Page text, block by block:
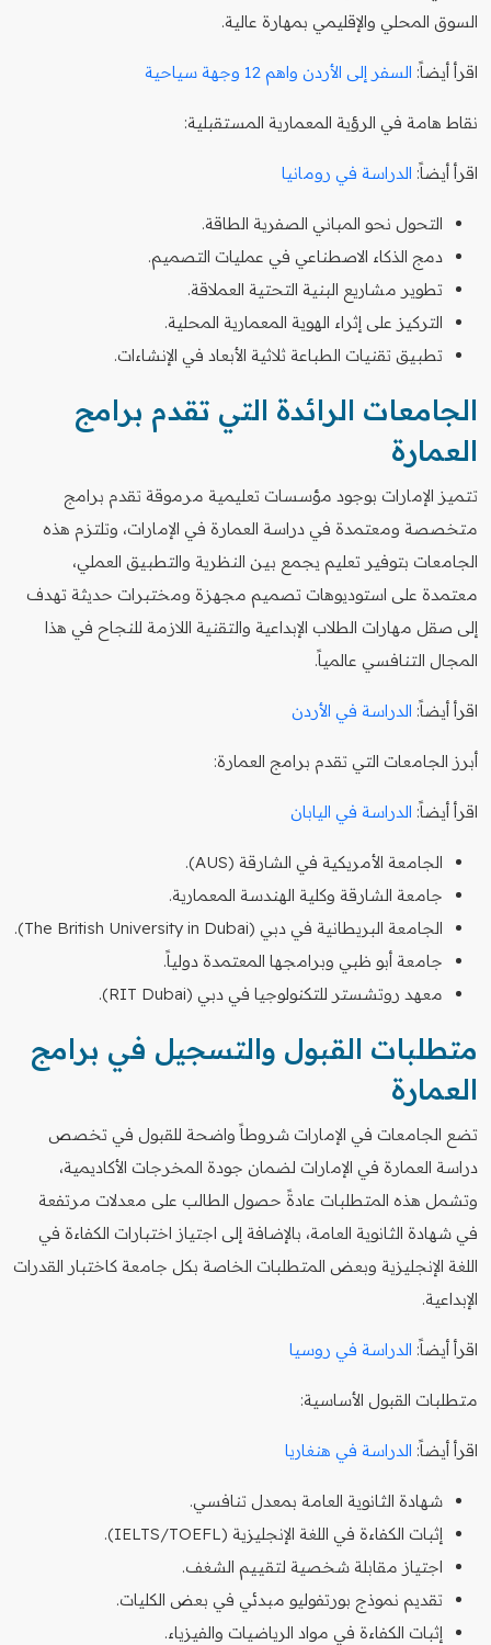
السوق المحلي والإقليمي بمهارة عالية.
اقرأ أيضاً: السفر إلى الأردن واهم 12 وجهة سياحية
نقاط هامة في الرؤية المعمارية المستقبلية:
اقرأ أيضاً: الدراسة في رومانيا
التحول نحو المباني الصفرية الطاقة.
دمج الذكاء الاصطناعي في عمليات التصميم.
تطوير مشاريع البنية التحتية العملاقة.
التركيز على إثراء الهوية المعمارية المحلية.
تطبيق تقنيات الطباعة ثلاثية الأبعاد في الإنشاءات.
الجامعات الرائدة التي تقدم برامج
العمارة
تتميز الإمارات بوجود مؤسسات تعليمية مرموقة تقدم برامج
متخصصة ومعتمدة في دراسة العمارة في الإمارات، وتلتزم هذه
الجامعات بتوفير تعليم يجمع بين النظرية والتطبيق العملي،
معتمدة على استوديوهات تصميم مجهزة ومختبرات حديثة تهدف
إلى صقل مهارات الطلاب الإبداعية والتقنية اللازمة للنجاح في هذا
المجال التنافسي عالمياً.
اقرأ أيضاً: الدراسة في الأردن
أبرز الجامعات التي تقدم برامج العمارة:
اقرأ أيضاً: الدراسة في اليابان
الجامعة الأمريكية في الشارقة (AUS).
جامعة الشارقة وكلية الهندسة المعمارية.
الجامعة البريطانية في دبي (The British University in Dubai).
جامعة أبو ظبي وبرامجها المعتمدة دولياً.
معهد روتشستر للتكنولوجيا في دبي (RIT Dubai).
متطلبات القبول والتسجيل في برامج
العمارة
تضع الجامعات في الإمارات شروطاً واضحة للقبول في تخصص
دراسة العمارة في الإمارات لضمان جودة المخرجات الأكاديمية،
وتشمل هذه المتطلبات عادةً حصول الطالب على معدلات مرتفعة
في شهادة الثانوية العامة، بالإضافة إلى اجتياز اختبارات الكفاءة في
اللغة الإنجليزية وبعض المتطلبات الخاصة بكل جامعة كاختبار القدرات
الإبداعية.
اقرأ أيضاً: الدراسة في روسيا
متطلبات القبول الأساسية:
اقرأ أيضاً: الدراسة في هنغاريا
شهادة الثانوية العامة بمعدل تنافسي.
إثبات الكفاءة في اللغة الإنجليزية (IELTS/TOEFL).
اجتياز مقابلة شخصية لتقييم الشغف.
تقديم نموذج بورتفوليو مبدئي في بعض الكليات.
إثبات الكفاءة في مواد الرياضيات والفيزياء.